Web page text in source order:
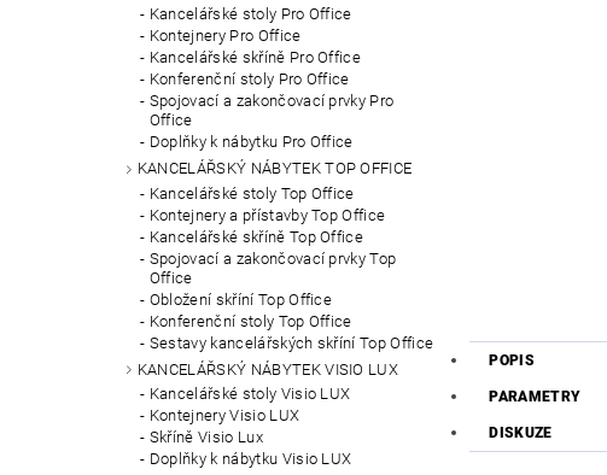
Kancelářské stoly Pro Office
Kontejnery Pro Office
Kancelářské skříně Pro Office
Konferenční stoly Pro Office
Spojovací a zakončovací prvky Pro
Office
Doplňky k nábytku Pro Office
KANCELÁŘSKÝ NÁBYTEK TOP OFFICE
Kancelářské stoly Top Office
Kontejnery a přístavby Top Office
Kancelářské skříně Top Office
Spojovací a zakončovací prvky Top
Office
Obložení skříní Top Office
Konferenční stoly Top Office
Sestavy kancelářských skříní Top Office
KANCELÁŘSKÝ NÁBYTEK VISIO LUX
Kancelářské stoly Visio LUX
Kontejnery Visio LUX
Skříně Visio Lux
Doplňky k nábytku Visio LUX
POPIS
PARAMETRY
DISKUZE